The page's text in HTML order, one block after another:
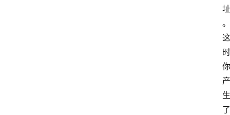
址
。
这
时
你
产
生
了